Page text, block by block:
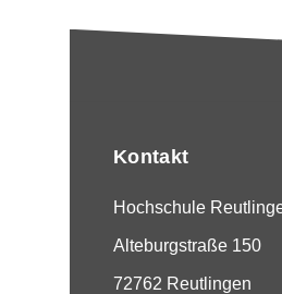
Kontakt
Hochschule
Alteburgstraße 150
72762 Reutlingen